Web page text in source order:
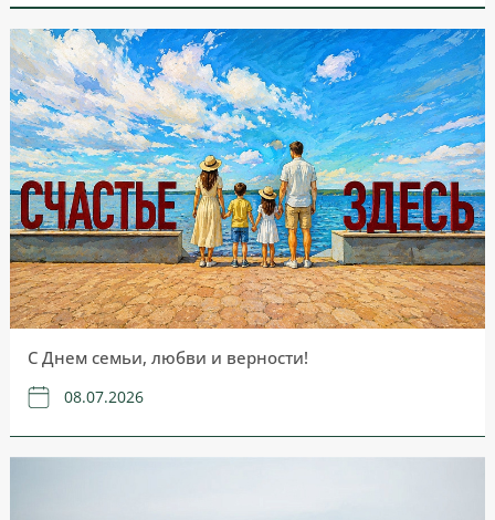
С Днем семьи, любви и верности!
08.07.2026